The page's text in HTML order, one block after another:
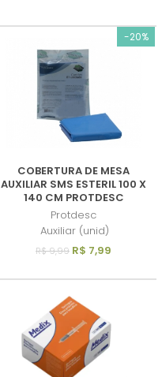
-20%
COBERTURA DE MESA
AUXILIAR SMS ESTERIL 100 X
140 CM PROTDESC
Protdesc
Auxiliar (unid)
R$ 9,99 R$ 7,99